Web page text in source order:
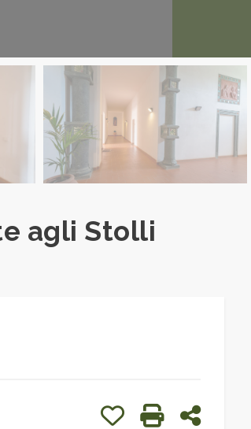
agli Stolli
Stampa: Cod.
Preferiti: Cod. 1105